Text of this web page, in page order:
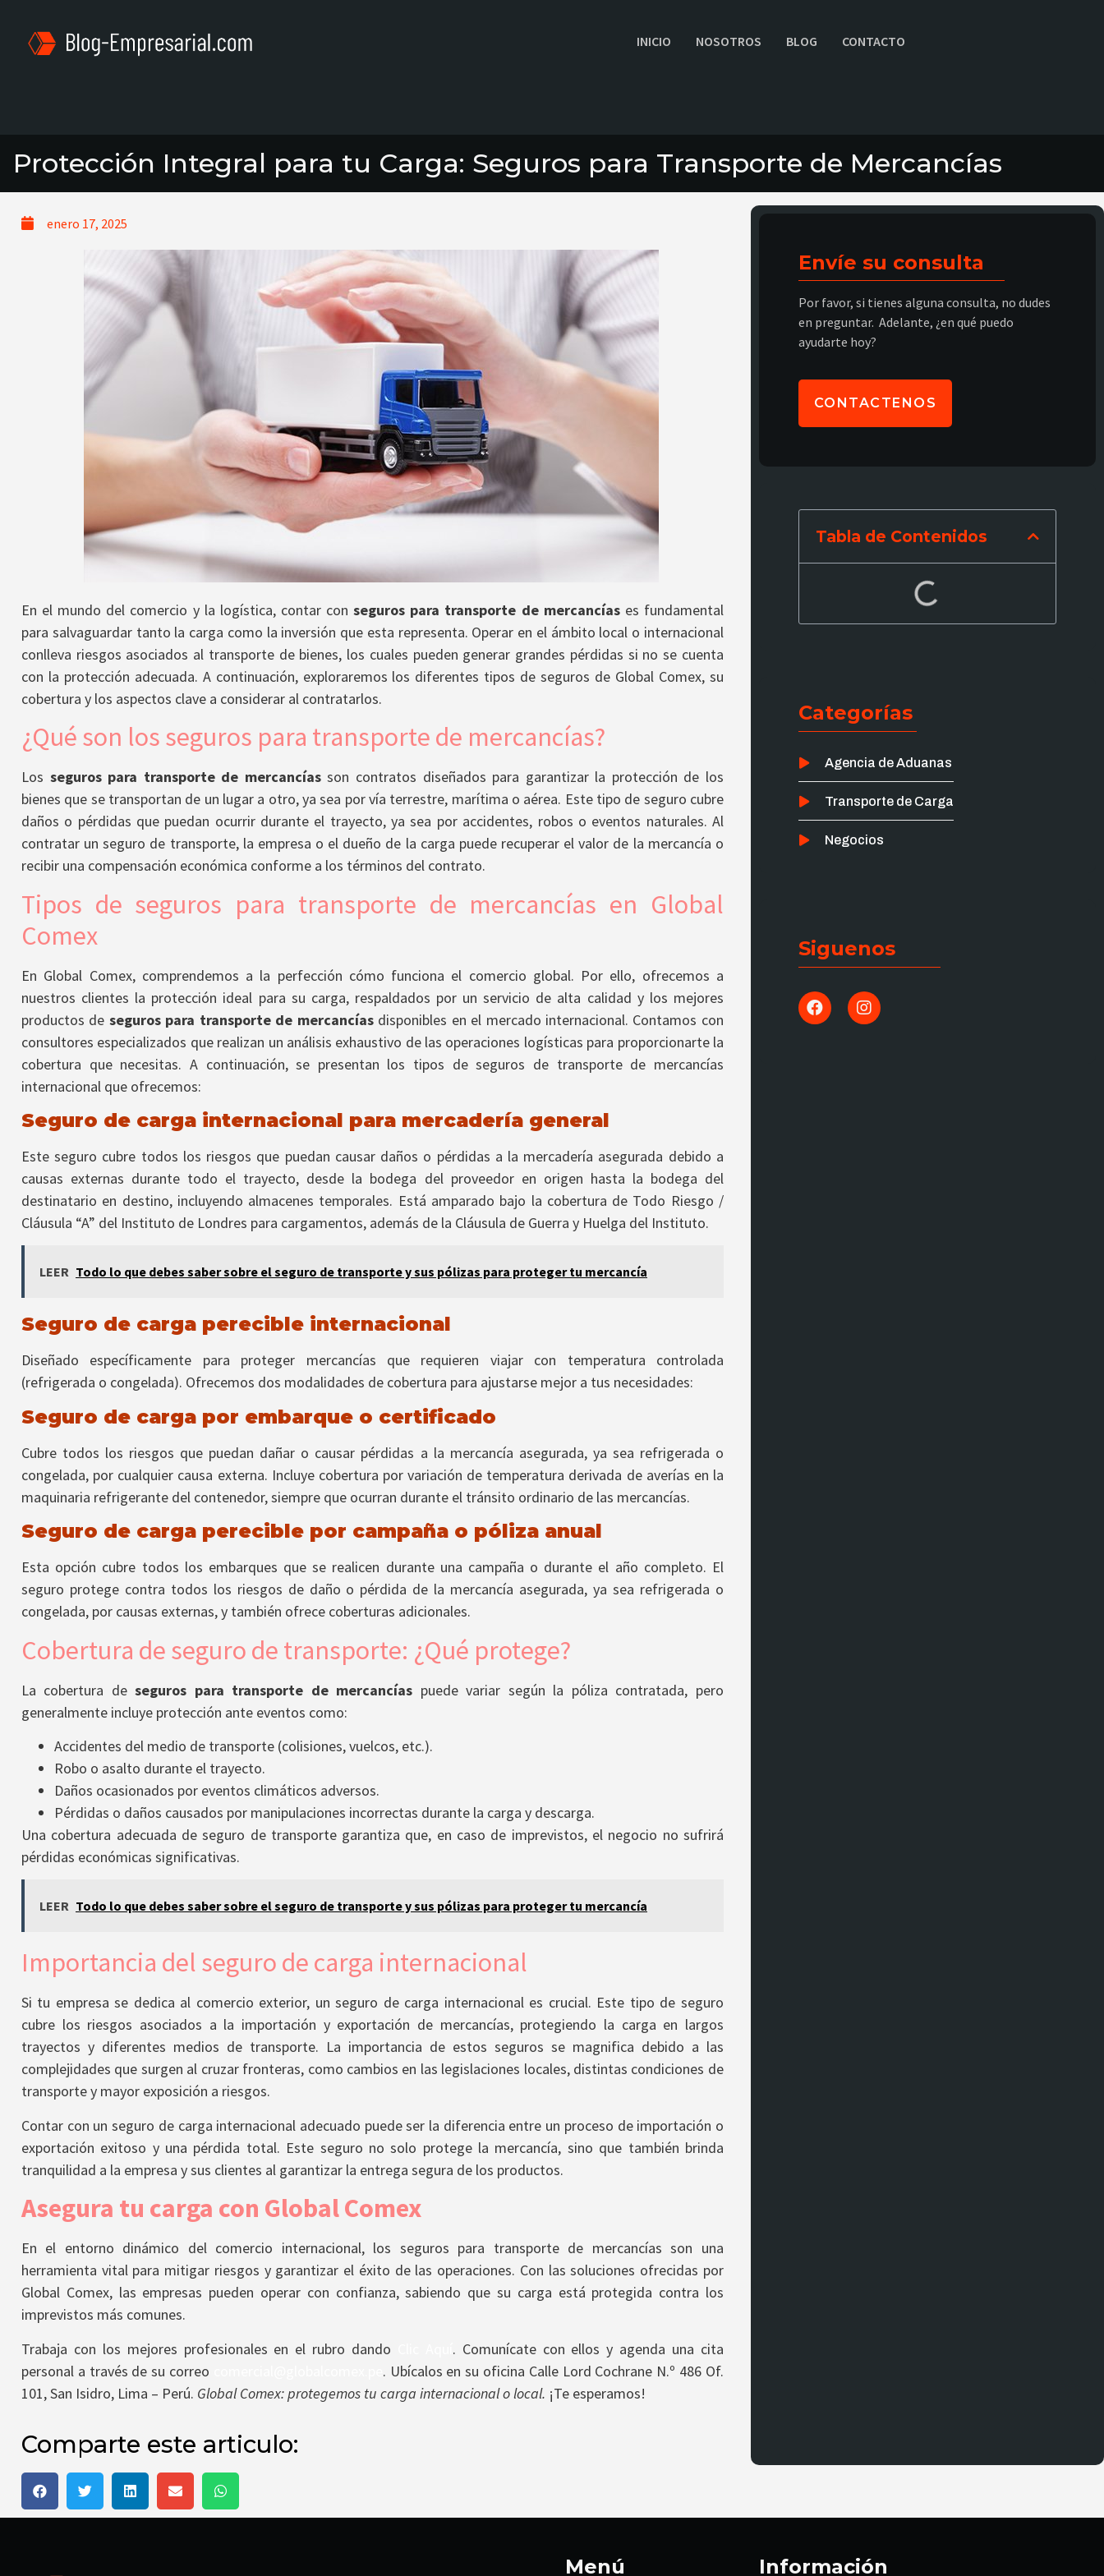
INICIO NOSOTROS BLOG CONTACTO
Protección Integral para tu Carga: Seguros para Transporte de Mercancías
enero 17, 2025
En el mundo del comercio y la logística, contar conseguros para transporte de mercancíases fundamental
para salvaguardar tanto la carga como la inversión que esta representa. Operar en el ámbito local o internacional
conlleva riesgos asociados al transporte de bienes, los cuales pueden generar grandes pérdidas si no se cuenta
con la protección adecuada. A continuación, exploraremos los diferentes tipos de seguros de Global Comex, su
cobertura y los aspectos clave a considerar al contratarlos.
¿Qué son los seguros para transporte de mercancías?
Los seguros para transporte de mercancíasson contratos diseñados para garantizar la protección de los
bienes que se transportan de un lugar a otro, ya sea por vía terrestre, marítima o aérea. Este tipo de seguro cubre
daños o pérdidas que puedan ocurrir durante el trayecto, ya sea por accidentes, robos o eventos naturales. Al
contratar un seguro de transporte, la empresa o el dueño de la carga puede recuperar el valor de la mercancía o
recibir una compensación económica conforme a los términos del contrato.
Tipos de seguros para transporte de mercancías en Global
Comex
En Global Comex, comprendemos a la perfección cómo funciona el comercio global. Por ello, ofrecemos a
nuestros clientes la protección ideal para su carga, respaldados por un servicio de alta calidad y los mejores
productos de seguros para transporte de mercancíasdisponibles en el mercado internacional. Contamos con
consultores especializados que realizan un análisis exhaustivo de las operaciones logísticas para proporcionarte la
cobertura que necesitas. A continuación, se presentan los tipos de seguros de transporte de mercancías
internacional que ofrecemos:
Seguro de carga internacional para mercadería general
Este seguro cubre todos los riesgos que puedan causar daños o pérdidas a la mercadería asegurada debido a
causas externas durante todo el trayecto, desde la bodega del proveedor en origen hasta la bodega del
destinatario en destino, incluyendo almacenes temporales. Está amparado bajo la cobertura de Todo Riesgo /
Cláusula “A” del Instituto de Londres para cargamentos, además de la Cláusula de Guerra y Huelga del Instituto.
LEER Todo lo que debes saber sobre el seguro de transporte y sus pólizas para proteger tu mercancía
Seguro de carga perecible internacional
Diseñado específicamente para proteger mercancías que requieren viajar con temperatura controlada
(refrigerada o congelada). Ofrecemos dos modalidades de cobertura para ajustarse mejor a tus necesidades:
Seguro de carga por embarque o certificado
Cubre todos los riesgos que puedan dañar o causar pérdidas a la mercancía asegurada, ya sea refrigerada o
congelada, por cualquier causa externa. Incluye cobertura por variación de temperatura derivada de averías en la
maquinaria refrigerante del contenedor, siempre que ocurran durante el tránsito ordinario de las mercancías.
Seguro de carga perecible por campaña o póliza anual
Esta opción cubre todos los embarques que se realicen durante una campaña o durante el año completo. El
seguro protege contra todos los riesgos de daño o pérdida de la mercancía asegurada, ya sea refrigerada o
congelada, por causas externas, y también ofrece coberturas adicionales.
Cobertura de seguro de transporte: ¿Qué protege?
La cobertura deseguros para transporte de mercancías puede variar según la póliza contratada, pero
generalmente incluye protección ante eventos como:
Accidentes del medio de transporte (colisiones, vuelcos, etc.).
Robo o asalto durante el trayecto.
Daños ocasionados por eventos climáticos adversos.
Pérdidas o daños causados por manipulaciones incorrectas durante la carga y descarga.
Una cobertura adecuada de seguro de transporte garantiza que, en caso de imprevistos, el negocio no sufrirá
pérdidas económicas significativas.
LEER Todo lo que debes saber sobre el seguro de transporte y sus pólizas para proteger tu mercancía
Importancia del seguro de carga internacional
Si tu empresa se dedica al comercio exterior, un seguro de carga internacional es crucial. Este tipo de seguro
cubre los riesgos asociados a la importación y exportación de mercancías, protegiendo la carga en largos
trayectos y diferentes medios de transporte. La importancia de estos seguros se magnifica debido a las
complejidades que surgen al cruzar fronteras, como cambios en las legislaciones locales, distintas condiciones de
transporte y mayor exposición a riesgos.
Contar con un seguro de carga internacional adecuado puede ser la diferencia entre un proceso de importación o
exportación exitoso y una pérdida total. Este seguro no solo protege la mercancía, sino que también brinda
tranquilidad a la empresa y sus clientes al garantizar la entrega segura de los productos.
Asegura tu carga con Global Comex
En el entorno dinámico del comercio internacional, los seguros para transporte de mercancías son una
herramienta vital para mitigar riesgos y garantizar el éxito de las operaciones. Con las soluciones ofrecidas por
Global Comex, las empresas pueden operar con confianza, sabiendo que su carga está protegida contra los
imprevistos más comunes.
Trabaja con los mejores profesionales en el rubro dando
. Comunícate con ellos y agenda una cita
personal a través de su correo
. Ubícalos en su oficina Calle Lord Cochrane N.º 486 Of.
101, San Isidro, Lima – Perú. Global Comex: protegemos tu carga internacional o local. ¡Te esperamos!
Comparte este articulo:
Envíe su consulta
Por favor, si tienes alguna consulta, no dudes
en preguntar. Adelante, ¿en qué puedo
ayudarte hoy?
CONTACTENOS
Tabla de Contenidos
Categorías
Agencia de Aduanas
Transporte de Carga
Negocios
Siguenos
Menú Información